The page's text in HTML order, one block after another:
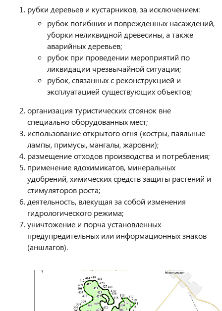
рубки деревьев и кустарников, за исключением:
рубок погибших и поврежденных насаждений,
уборки неликвидной древесины, а также
аварийных деревьев;
рубок при проведении мероприятий по
ликвидации чрезвычайной ситуации;
рубок, связанных с реконструкцией и
эксплуатацией существующих объектов;
организация туристических стоянок вне
специально оборудованных мест;
использование открытого огня (костры, паяльные
лампы, примусы, мангалы, жаровни);
размещение отходов производства и потребления;
применение ядохимикатов, минеральных
удобрений, химических средств защиты растений и
стимуляторов роста;
деятельность, влекущая за собой изменения
гидрологического режима;
уничтожение и порча установленных
предупредительных или информационных знаков
(аншлагов).